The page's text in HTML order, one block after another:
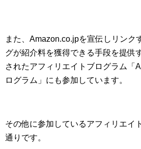
また、Amazon.co.jpを宣伝しリンク
グが紹介料を獲得できる手段を提供
されたアフィリエイトブログラム「
ログラム」にも参加しています。
その他に参加しているアフィリエイ
通りです。